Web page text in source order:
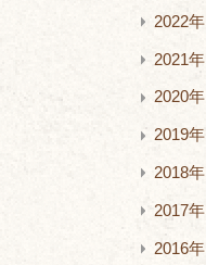
2022年
2021年
2020年
2019年
2018年
2017年
2016年